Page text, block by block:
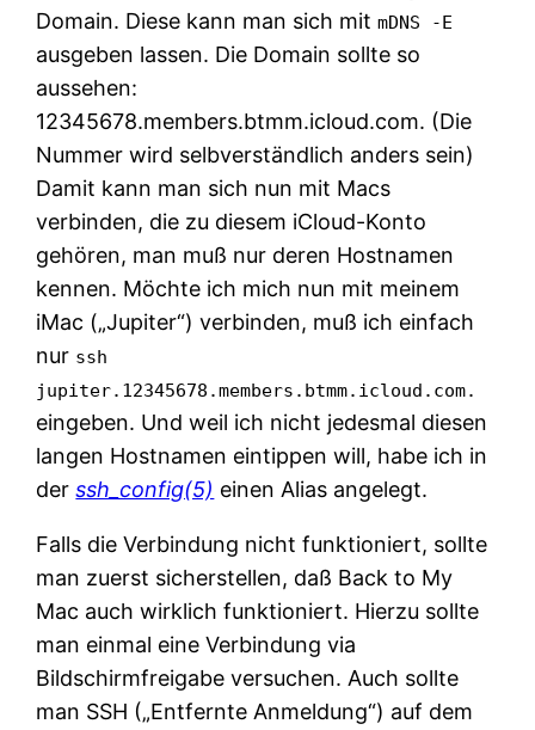
Domain. Diese kann man sich mitmDNS -E
ausgeben lassen. Die Domain sollte so
aussehen:
12345678.members.btmm.icloud.com. (Die
Nummer wird selbverständlich anders sein)
Damit kann man sich nun mit Macs
verbinden, die zu diesem iCloud-Konto
gehören, man muß nur deren Hostnamen
kennen. Möchte ich mich nun mit meinem
iMac („Jupiter“) verbinden, muß ich einfach
nur ssh
jupiter.12345678.members.btmm.icloud.com.
eingeben. Und weil ich nicht jedesmal diesen
langen Hostnamen eintippen will, habe ich in
derssh_config(5) einen Alias angelegt.
Falls die Verbindung nicht funktioniert, sollte
man zuerst sicherstellen, daß Back to My
Mac auch wirklich funktioniert. Hierzu sollte
man einmal eine Verbindung via
Bildschirmfreigabe versuchen. Auch sollte
man SSH („Entfernte Anmeldung“) auf dem